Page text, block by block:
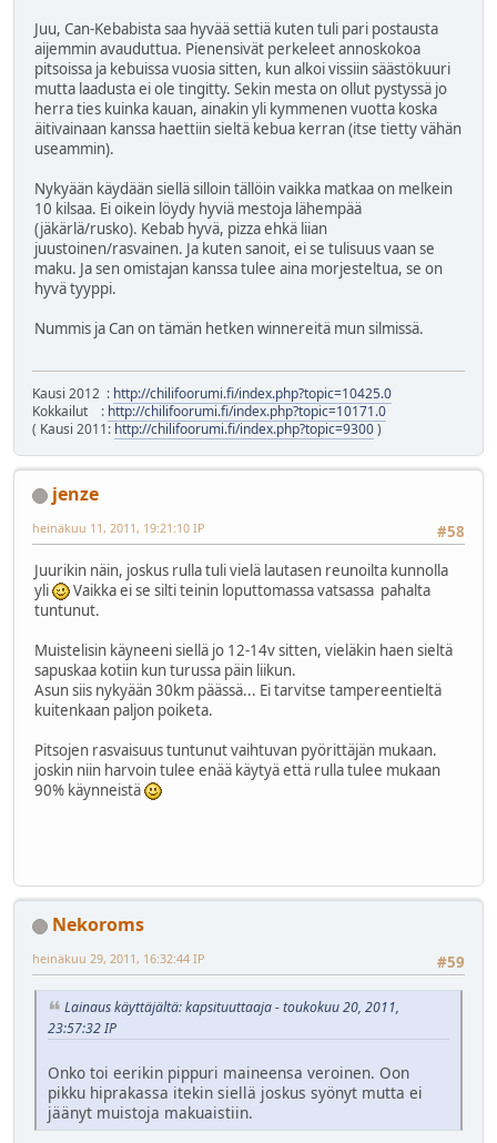
Juu, Can-Kebabista saa hyvää settiä kuten tuli pari postausta
aijemmin avauduttua. Pienensivät perkeleet annoskokoa
pitsoissa ja kebuissa vuosia sitten, kun alkoi vissiin säästökuuri
mutta laadusta ei ole tingitty. Sekin mesta on ollut pystyssä jo
herra ties kuinka kauan, ainakin yli kymmenen vuotta koska
äitivainaan kanssa haettiin sieltä kebua kerran (itse tietty vähän
useammin).
Nykyään käydään siellä silloin tällöin vaikka matkaa on melkein
10 kilsaa. Ei oikein löydy hyviä mestoja lähempää
(jäkärlä/rusko). Kebab hyvä, pizza ehkä liian
juustoinen/rasvainen. Ja kuten sanoit, ei se tulisuus vaan se
maku. Ja sen omistajan kanssa tulee aina morjesteltua, se on
hyvä tyyppi.
Nummis ja Can on tämän hetken winnereitä mun silmissä.
Kausi 2012 : http://chilifoorumi.fi/index.php?topic=10425.0
Kokkailut : http://chilifoorumi.fi/index.php?topic=10171.0
( Kausi 2011: http://chilifoorumi.fi/index.php?topic=9300)
jenze
#58
heinäkuu 11, 2011, 19:21:10 IP
Juurikin näin, joskus rulla tuli vielä lautasen reunoilta kunnolla
yli
Vaikka ei se silti teinin loputtomassa vatsassa pahalta
tuntunut.
Muistelisin käyneeni siellä jo 12-14v sitten, vieläkin haen sieltä
sapuskaa kotiin kun turussa päin liikun.
Asun siis nykyään 30km päässä... Ei tarvitse tampereentieltä
kuitenkaan paljon poiketa.
Pitsojen rasvaisuus tuntunut vaihtuvan pyörittäjän mukaan.
joskin niin harvoin tulee enää käytyä että rulla tulee mukaan
90% käynneistä
Nekoroms
#59
heinäkuu 29, 2011, 16:32:44 IP
Lainaus käyttäjältä: kapsituuttaaja - toukokuu 20, 2011,
23:57:32 IP
Onko toi eerikin pippuri maineensa veroinen. Oon
pikku hiprakassa itekin siellä joskus syönyt mutta ei
jäänyt muistoja makuaistiin.